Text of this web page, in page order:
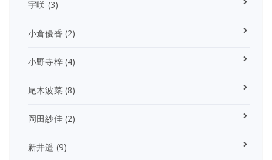
宇咲 (3)
小倉優香 (2)
小野寺梓(4)
尾木波菜(8)
岡田紗佳(2)
新井遥 (9)